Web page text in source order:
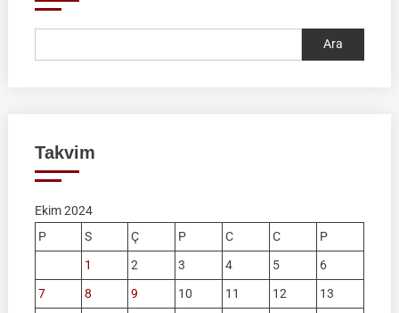
Ara
Takvim
Ekim 2024
P
S Ç P C C
P
1
2 3 4 5
6
7
8 9 10 11 12
13